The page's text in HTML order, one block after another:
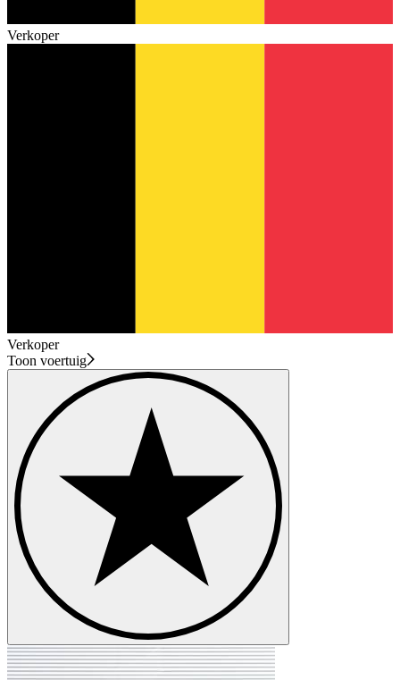
Verkoper
Verkoper
Toon voertuig